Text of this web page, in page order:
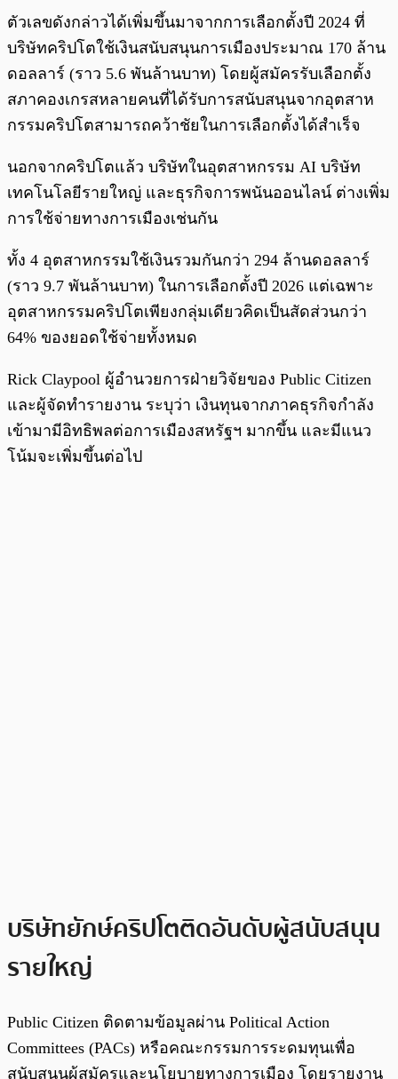
ตัวเลขดังกล่าวได้เพิ่มขึ้นมาจากการเลือกตั้งปี 2024 ที่
บริษัทคริปโตใช้เงินสนับสนุนการเมืองประมาณ 170 ล้าน
ดอลลาร์ (ราว 5.6 พันล้านบาท) โดยผู้สมัครรับเลือกตั้ง
สภาคองเกรสหลายคนที่ได้รับการสนับสนุนจากอุตสาห
กรรมคริปโตสามารถคว้าชัยในการเลือกตั้งได้สำเร็จ
นอกจากคริปโตแล้ว บริษัทในอุตสาหกรรม AI บริษัท
เทคโนโลยีรายใหญ่ และธุรกิจการพนันออนไลน์ ต่างเพิ่ม
การใช้จ่ายทางการเมืองเช่นกัน
ทั้ง 4 อุตสาหกรรมใช้เงินรวมกันกว่า 294 ล้านดอลลาร์
(ราว 9.7 พันล้านบาท) ในการเลือกตั้งปี 2026 แต่เฉพาะ
อุตสาหกรรมคริปโตเพียงกลุ่มเดียวคิดเป็นสัดส่วนกว่า
64% ของยอดใช้จ่ายทั้งหมด
Rick Claypool ผู้อำนวยการฝ่ายวิจัยของ Public Citizen
และผู้จัดทำรายงาน ระบุว่า เงินทุนจากภาคธุรกิจกำลัง
เข้ามามีอิทธิพลต่อการเมืองสหรัฐฯ มากขึ้น และมีแนว
โน้มจะเพิ่มขึ้นต่อไป
บริษัทยักษ์คริปโตติดอันดับผู้สนับสนุน
รายใหญ่
Public Citizen ติดตามข้อมูลผ่าน Political Action
Committees (PACs) หรือคณะกรรมการระดมทุนเพื่อ
สนับสนุนผู้สมัครและนโยบายทางการเมือง โดยรายงาน